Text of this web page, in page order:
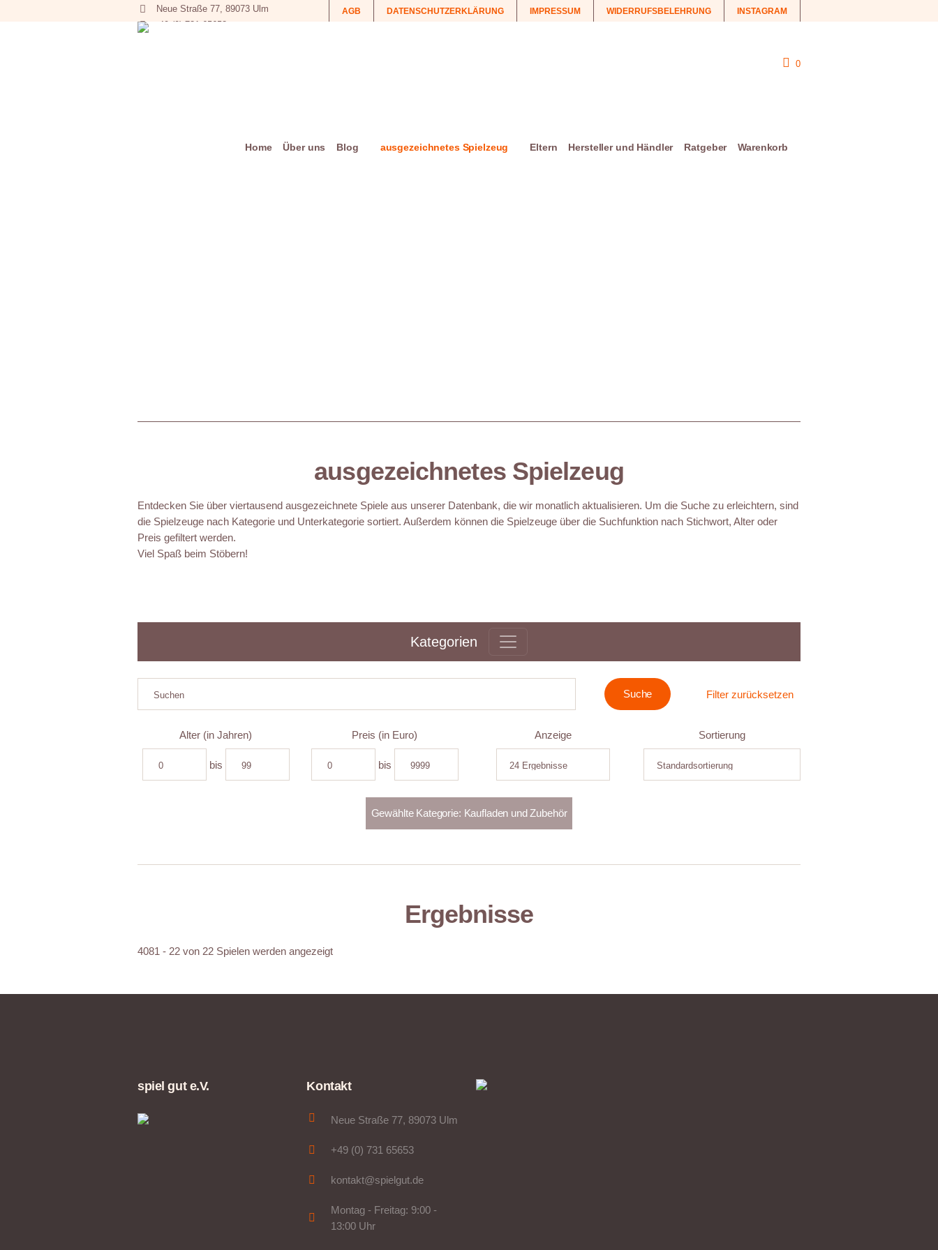
AGB DATENSCHUTZERKLÄRUNG IMPRESSUM WIDERRUFSBELEHRUNG INSTAGRAM
Neue Straße 77, 89073 Ulm
+49 (0) 731 65653
0
Home Über uns Blog ausgezeichnetes Spielzeug Eltern Hersteller und Händler Ratgeber Warenkorb
ausgezeichnetes Spielzeug
Entdecken Sie über viertausend ausgezeichnete Spiele aus unserer Datenbank, die wir monatlich aktualisieren. Um die Suche zu erleichtern, sind
die Spielzeuge nach Kategorie und Unterkategorie sortiert. Außerdem können die Spielzeuge über die Suchfunktion nach Stichwort, Alter oder
Preis gefiltert werden.
Viel Spaß beim Stöbern!
Kategorien
Filter zurücksetzen
Alter (in Jahren)
bis
Preis (in Euro)
bis
Anzeige Sortierung
Ergebnisse
4081 - 22 von 22 Spielen werden angezeigt
spiel gut e.V. Kontakt
Neue Straße 77, 89073 Ulm
+49 (0) 731 65653
kontakt@spielgut.de
Montag - Freitag: 9:00 -
13:00 Uhr